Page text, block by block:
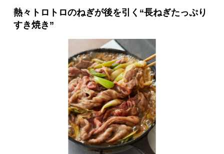
熱々トロトロのねぎが後を引く“長ねぎたっぷり
すき焼き”